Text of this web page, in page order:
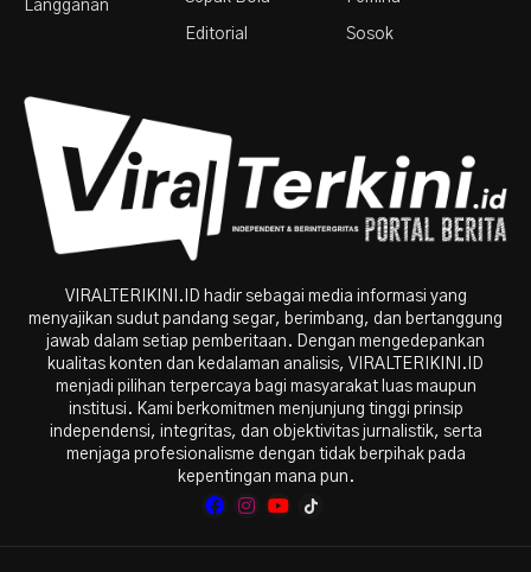
Langganan
Editorial Sosok
VIRALTERIKINI.ID hadir sebagai media informasi yang
menyajikan sudut pandang segar, berimbang, dan bertanggung
jawab dalam setiap pemberitaan. Dengan mengedepankan
kualitas konten dan kedalaman analisis, VIRALTERIKINI.ID
menjadi pilihan terpercaya bagi masyarakat luas maupun
institusi. Kami berkomitmen menjunjung tinggi prinsip
independensi, integritas, dan objektivitas jurnalistik, serta
menjaga profesionalisme dengan tidak berpihak pada
kepentingan mana pun.